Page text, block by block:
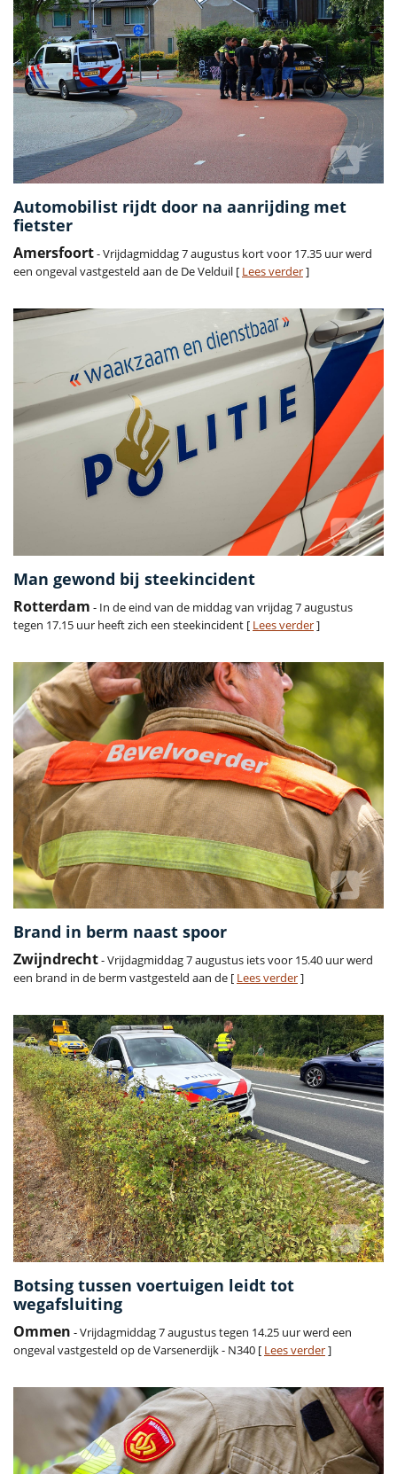
Automobilist rijdt door na aanrijding met
fietster
Amersfoort- Vrijdagmiddag 7 augustus kort voor 17.35 uur werd
een ongeval vastgesteld aan de De Velduil [ Lees verder]
Man gewond bij steekincident
Rotterdam - In de eind van de middag van vrijdag 7 augustus
tegen 17.15 uur heeft zich een steekincident [ Lees verder]
Brand in berm naast spoor
Zwijndrecht- Vrijdagmiddag 7 augustus iets voor 15.40 uur werd
een brand in de berm vastgesteld aan de [ Lees verder]
Botsing tussen voertuigen leidt tot
wegafsluiting
Ommen - Vrijdagmiddag 7 augustus tegen 14.25 uur werd een
ongeval vastgesteld op de Varsenerdijk - N340 [ Lees verder]